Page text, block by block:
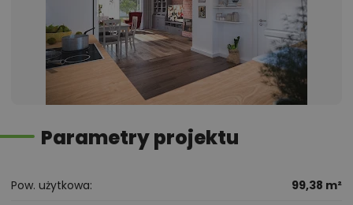
Parametry projektu
Pow. użytkowa
99,38 m²